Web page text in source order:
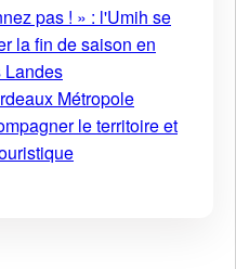
pas ! » : l'Umih se
la fin de saison en
Landes
Métropole
le territoire et